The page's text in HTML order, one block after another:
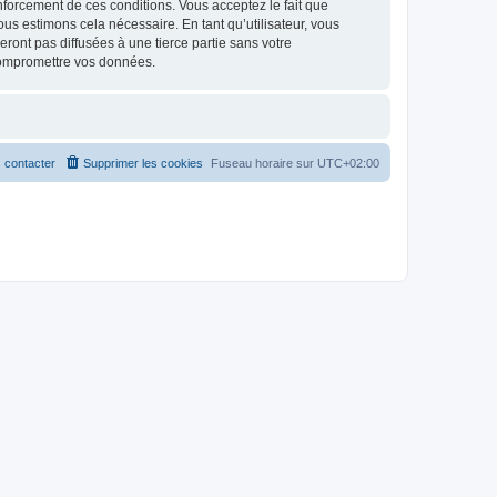
de ces conditions. Vous acceptez le fait que
estimons cela nécessaire. En tant qu’utilisateur, vous
pas diffusées à une tierce partie sans votre
vos données.
Fuseau horaire sur UTC+02:00
Supprimer les cookies
contacter